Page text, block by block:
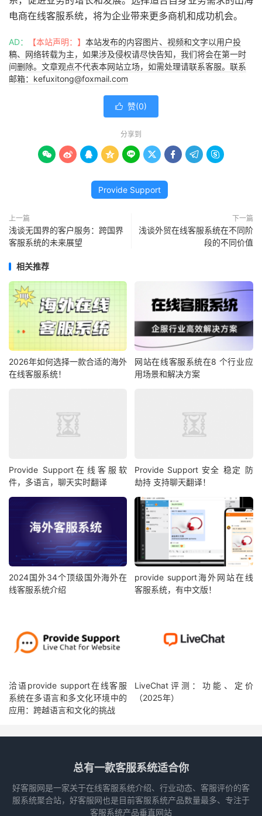
电商在线客服系统，将为企业带来更多商机和成功机会。
AD： 【本站声明：】 本站发布的内容图片、视频和文字以用户投
稿、网络转载为主，如果涉及侵权请尽快告知，我们将会在第一时
间删除。文章观点不代表本网站立场，如需处理请联系客服。联系
邮箱：kefuxitong@foxmail.com
 赞(0)
分享到
        
Provide Support
上一篇
浅谈无国界的客户服务：跨国界
客服系统的未来展望
下一篇
浅谈外贸在线客服系统在不同阶
段的不同价值
相关推荐
2026年如何选择一款合适的海外
在线客服系统！
网站在线客服系统在8 个行业应
用场景和解决方案
Provide Support在线客服软
件，多语言，聊天实时翻译
Provide Support 安全 稳定 防
劫持 支持聊天翻译！
2024国外34个顶级国外海外在
线客服系统介绍
provide support海外网站在线
客服系统，有中文版！
洽语provide support在线客服
系统在多语言和多文化环境中的
应用：跨越语言和文化的挑战
LiveChat评测：功能、定价
（2025年）
总有一款客服系统适合你
好客服网是一家关于在线客服系统介绍、行业动态、客服评价的客
服系统聚合站，好客服网也是目前客服系统产品数量最多、专注于
客服系统产品垂直网站